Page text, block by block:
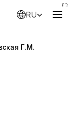
RU
Г.М.